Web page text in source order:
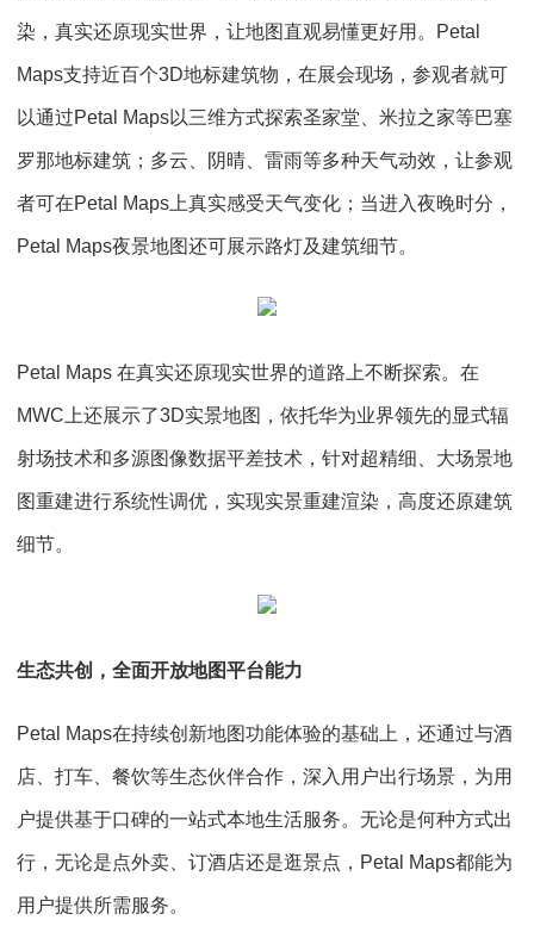
染，真实还原现实世界，让地图直观易懂更好用。Petal
Maps支持近百个3D地标建筑物，在展会现场，参观者就可
以通过Petal Maps以三维方式探索圣家堂、米拉之家等巴塞
罗那地标建筑；多云、阴晴、雷雨等多种天气动效，让参观
者可在Petal Maps上真实感受天气变化；当进入夜晚时分，
Petal Maps夜景地图还可展示路灯及建筑细节。
Petal Maps 在真实还原现实世界的道路上不断探索。在
MWC上还展示了3D实景地图，依托华为业界领先的显式辐
射场技术和多源图像数据平差技术，针对超精细、大场景地
图重建进行系统性调优，实现实景重建渲染，高度还原建筑
细节。
生态共创，全面开放地图平台能力
Petal Maps在持续创新地图功能体验的基础上，还通过与酒
店、打车、餐饮等生态伙伴合作，深入用户出行场景，为用
户提供基于口碑的一站式本地生活服务。无论是何种方式出
行，无论是点外卖、订酒店还是逛景点，Petal Maps都能为
用户提供所需服务。